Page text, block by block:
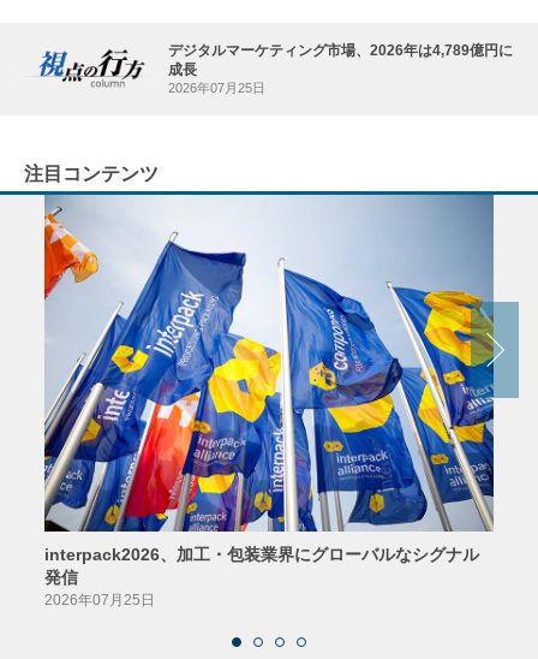
デジタルマーケティング市場、2026年は4,789億円に
成長
2026年07月25日
注目コンテンツ
interpack2026、加工・包装業界にグローバルなシグナル
発信
2026年07月25日